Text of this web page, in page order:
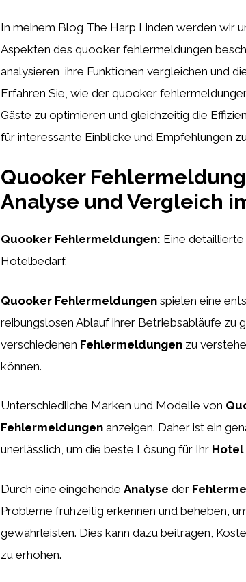
In meinem Blog The Harp Linden werden wir
Aspekten des quooker fehlermeldungen
analysieren, ihre Funktionen vergleichen und
Erfahren Sie, wie der quooker
Gäste zu optimieren und gleichzeitig die
für interessante Einblicke und Empfehlungen
Quooker
Analyse und Vergleich
Quooker Fehlermeldungen: Eine
Hotelbedarf.
Quooker Fehlermeldungen spielen eine
reibungslosen Ablauf ihrer Betriebsabläufe zu
verschiedenen Fehlermeldungen zu
können.
Unterschiedliche Marken und Modelle von
Fehlermeldungen anzeigen. Daher ist ein
unerlässlich, um die beste Lösung für Ihr Hotel
Durch eine eingehende Analyse der
Probleme frühzeitig erkennen und beheben,
gewährleisten. Dies kann dazu beitragen,
zu erhöhen.